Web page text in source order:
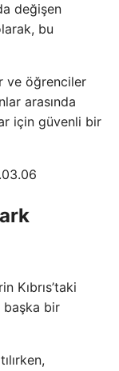
değişen
bu
ve öğrenciler
arasında
için güvenli bir
Kıbrıs’taki
başka bir